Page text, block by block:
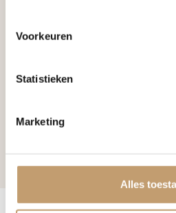
Voorkeuren
Statistieken
Marketing
Alles
Houtolie Lariks
€27,50
Bekijk product